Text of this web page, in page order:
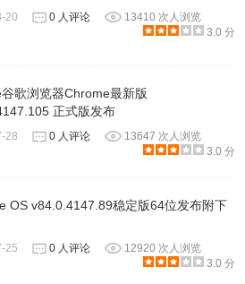
20 0 人评论
13410 次人浏览
3.0 分
歌浏览器Chrome最新版
正式版发布
28 0 人评论
13647 次人浏览
3.0 分
OS v84.0.4147.89稳定版64位发布附下
25 0 人评论
12920 次人浏览
3.0 分